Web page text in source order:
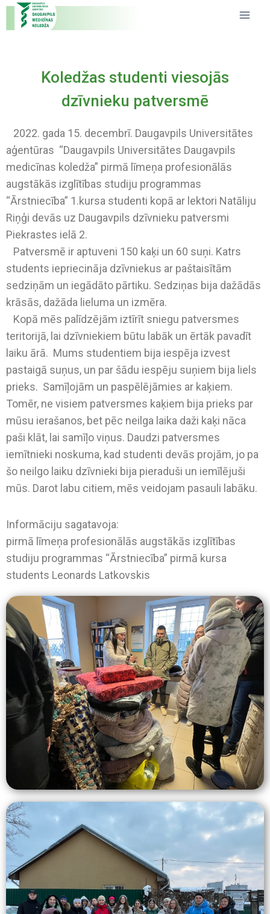
Koledžas studenti viesojās
dzīvnieku patversmē
2022. gada 15. decembrī. Daugavpils Universitātes
aģentūras “Daugavpils Universitātes Daugavpils
medicīnas koledža” pirmā līmeņa profesionālās
augstākās izglītības studiju programmas
“Ārstniecība” 1.kursa studenti kopā ar lektori Natāliju
Riņģi devās uz Daugavpils dzīvnieku patversmi
Piekrastes ielā 2.
Patversmē ir aptuveni 150 kaķi un 60 suņi. Katrs
students iepriecināja dzīvniekus ar paštaisītām
sedziņām un iegādāto pārtiku. Sedziņas bija dažādās
krāsās, dažāda lieluma un izmēra.
Kopā mēs palīdzējām iztīrīt sniegu patversmes
teritorijā, lai dzīvniekiem būtu labāk un ērtāk pavadīt
laiku ārā. Mums studentiem bija iespēja izvest
pastaigā suņus, un par šādu iespēju suņiem bija liels
prieks. Samīļojām un paspēlējāmies ar kaķiem.
Tomēr, ne visiem patversmes kaķiem bija prieks par
mūsu ierašanos, bet pēc neilga laika daži kaķi nāca
paši klāt, lai samīļo viņus. Daudzi patversmes
iemītnieki noskuma, kad studenti devās projām, jo pa
šo neilgo laiku dzīvnieki bija pieraduši un iemīlējuši
mūs. Darot labu citiem, mēs veidojam pasauli labāku.
Informāciju sagatavoja:
pirmā līmeņa profesionālās augstākās izglītības
studiju programmas “Ārstniecība” pirmā kursa
students Leonards Latkovskis